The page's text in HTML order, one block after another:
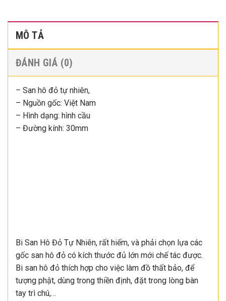
MÔ TẢ
ĐÁNH GIÁ (0)
– San hô đỏ tự nhiên,
– Nguồn gốc: Việt Nam
– Hình dạng: hình cầu
– Đường kính: 30mm
Bi San Hô Đỏ Tự Nhiên, rất hiếm, và phải chọn lựa các
gốc san hô đỏ có kích thước đủ lớn mới chế tác được.
Bi san hô đỏ thích hợp cho việc làm đồ thất bảo, để
tượng phật, dùng trong thiền định, đặt trong lòng bàn
tay trì chú,…